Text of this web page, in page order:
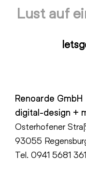
Lust auf
Renoarde GmbH
digital-design +
Osterhofener
93055
Tel.0941 5681